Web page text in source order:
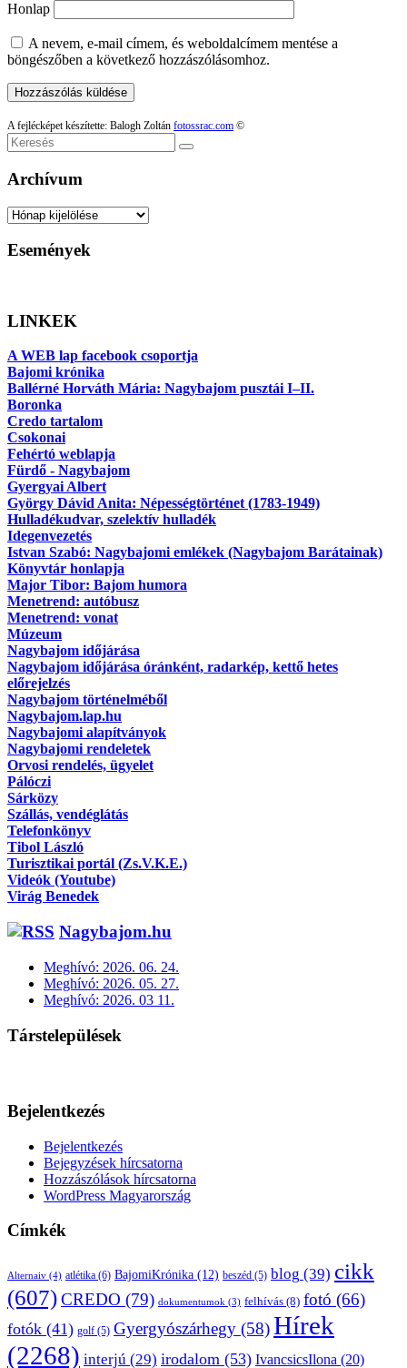
Honlap
A nevem, e-mail címem, és weboldalcímem mentése a
böngészőben a következő hozzászólásomhoz.
A fejlécképet készítette: Balogh Zoltán fotossrac.com ©
Keresés
Archívum
Archívum
Események
LINKEK
A WEB lap facebook csoportja
Bajomi krónika
Ballérné Horváth Mária: Nagybajom pusztái I–II.
Boronka
Credo tartalom
Csokonai
Fehértó weblapja
Fürdő - Nagybajom
Gyergyai Albert
György Dávid Anita: Népességtörténet (1783-1949)
Hulladékudvar, szelektív hulladék
Idegenvezetés
Istvan Szabó: Nagybajomi emlékek (Nagybajom Barátainak)
Könyvtár honlapja
Major Tibor: Bajom humora
Menetrend: autóbusz
Menetrend: vonat
Múzeum
Nagybajom időjárása
Nagybajom időjárása óránként, radarkép, kettő hetes
előrejelzés
Nagybajom történelméből
Nagybajom.lap.hu
Nagybajomi alapítványok
Nagybajomi rendeletek
Orvosi rendelés, ügyelet
Pálóczi
Sárközy
Szállás, vendéglátás
Telefonkönyv
Tibol László
Turisztikai portál (Zs.V.K.E.)
Videók (Youtube)
Virág Benedek
Nagybajom.hu
Meghívó: 2026. 06. 24.
Meghívó: 2026. 05. 27.
Meghívó: 2026. 03 11.
Társtelepülések
Bejelentkezés
Bejelentkezés
Bejegyzések hírcsatorna
Hozzászólások hírcsatorna
WordPress Magyarország
Címkék
Alternaiv (4) atlétika (6) BajomiKrónika (12) beszéd (5) blog (39) cikk
(607)CREDO (79) dokumentumok (3) felhívás (8) fotó (66)
fotók (41) golf (5) Gyergyószárhegy (58)Hírek
(2268) interjú (29) irodalom (53) IvancsicsIlona (20)